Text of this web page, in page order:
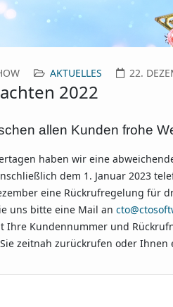
AKTUELLES 22.
2022
allen Kunden frohe
haben wir eine
dem 1. Januar 2023
eine Rückrufregelung für
uns bitte eine Mail an
Ihre Kundennummer und
zeitnah zurückrufen oder Ihnen